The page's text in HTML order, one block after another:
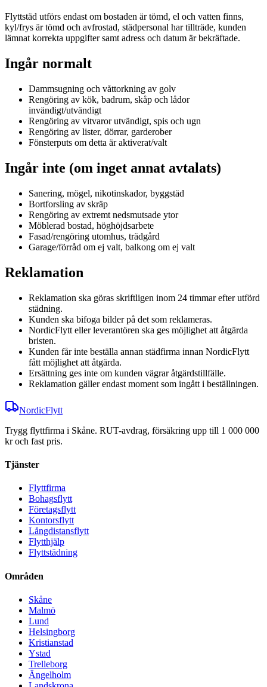
Flyttstäd utförs endast om bostaden är tömd, el och vatten finns,
kyl/frys är tömd och avfrostad, städpersonal har tillträde, kunden
lämnat korrekta uppgifter samt adress och datum är bekräftade.
Ingår normalt
Dammsugning och våttorkning av golv
Rengöring av kök, badrum, skåp och lådor
invändigt/utvändigt
Rengöring av vitvaror utvändigt, spis och ugn
Rengöring av lister, dörrar, garderober
Fönsterputs om detta är aktiverat/valt
Ingår inte (om inget annat avtalats)
Sanering, mögel, nikotinskador, byggstäd
Bortforsling av skräp
Rengöring av extremt nedsmutsade ytor
Möblerad bostad, höghöjdsarbete
Fasad/rengöring utomhus, trädgård
Garage/förråd om ej valt, balkong om ej valt
Reklamation
Reklamation ska göras skriftligen inom 24 timmar efter utförd
städning.
Kunden ska bifoga bilder på det som reklameras.
NordicFlytt eller leverantören ska ges möjlighet att åtgärda
bristen.
Kunden får inte beställa annan städfirma innan NordicFlytt
fått möjlighet att åtgärda.
Ersättning ges inte om kunden vägrar åtgärdstillfälle.
Reklamation gäller endast moment som ingått i beställningen.
NordicFlytt
Trygg flyttfirma i Skåne. RUT-avdrag, försäkring upp till 1 000 000
kr och fast pris.
Tjänster
Flyttfirma
Bohagsflytt
Företagsflytt
Kontorsflytt
Långdistansflytt
Flytthjälp
Flyttstädning
Områden
Skåne
Malmö
Lund
Helsingborg
Kristianstad
Ystad
Trelleborg
Ängelholm